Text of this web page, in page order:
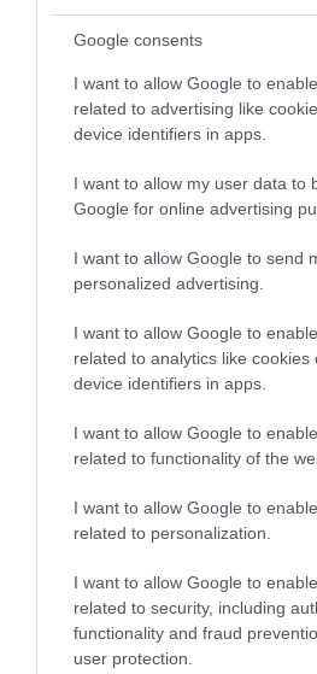
Google consents
I want to allow Google to
related to advertising like
device identifiers in apps.
I want to allow my user data to
Google for online advertising
I want to allow Google to send
personalized advertising.
I want to allow Google to
related to analytics like cookies
device identifiers in apps.
I want to allow Google to
related to functionality of the
I want to allow Google to
related to personalization.
I want to allow Google to
related to security, including
functionality and fraud
user protection.
ΕΡΓΑ -
ΕΡΓΑ - ΕΓΚΑΤΑΣΤΑΣΕΙΣ
ΕΚΤΕΡ: Επένδυση 53,3
«Κολυμπήθρες» της